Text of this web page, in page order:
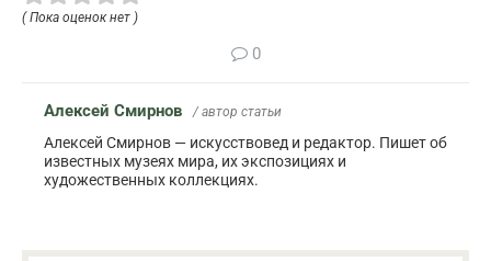
( Пока оценок нет )
0
Алексей Смирнов / автор статьи
Алексей Смирнов — искусствовед и редактор. Пишет об
известных музеях мира, их экспозициях и
художественных коллекциях.